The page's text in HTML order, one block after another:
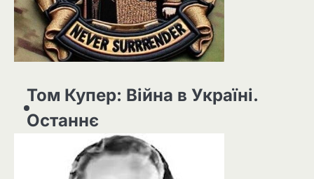
Том Купер: Війна в Україні.
Останнє